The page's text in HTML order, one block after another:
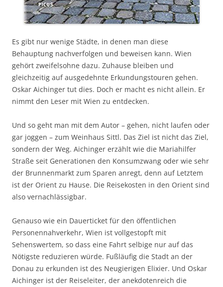
Es gibt nur wenige Städte, in denen man diese
Behauptung nachverfolgen und beweisen kann. Wien
gehört zweifelsohne dazu. Zuhause bleiben und
gleichzeitig auf ausgedehnte Erkundungstouren gehen.
Oskar Aichinger tut dies. Doch er macht es nicht allein. Er
nimmt den Leser mit Wien zu entdecken.
Und so geht man mit dem Autor – gehen, nicht laufen oder
gar joggen – zum Weinhaus Sittl. Das Ziel ist nicht das Ziel,
sondern der Weg. Aichinger erzählt wie die Mariahilfer
Straße seit Generationen den Konsumzwang oder wie sehr
der Brunnenmarkt zum Sparen anregt, denn auf Letztem
ist der Orient zu Hause. Die Reisekosten in den Orient sind
also vernachlässigbar.
Genauso wie ein Dauerticket für den öffentlichen
Personennahverkehr, Wien ist vollgestopft mit
Sehenswertem, so dass eine Fahrt selbige nur auf das
Nötigste reduzieren würde. Fußläufig die Stadt an der
Donau zu erkunden ist des Neugierigen Elixier. Und Oskar
Aichinger ist der Reiseleiter, der anekdotenreich die